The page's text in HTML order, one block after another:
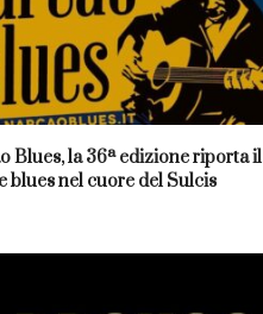
Blues, la 36ª edizione riporta il
blues nel cuore del Sulcis